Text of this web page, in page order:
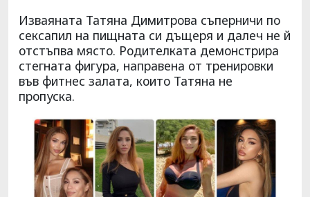
Изваяната Татяна Димитрова съперничи по
сексапил на пищната си дъщеря и далеч не й
отстъпва място. Родителката демонстрира
стегната фигура, направена от тренировки
във фитнес залата, които Татяна не
пропуска.